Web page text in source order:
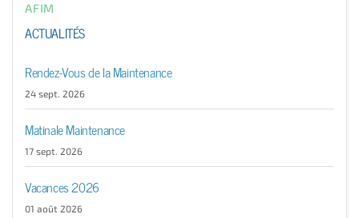
AFIM
ACTUALITÉS
Rendez-Vous de la Maintenance
24 sept. 2026
Matinale Maintenance
17 sept. 2026
Vacances 2026
01 août 2026